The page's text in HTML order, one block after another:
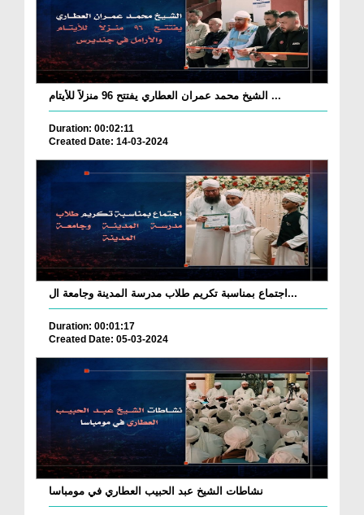
الشيخ محمد عمران العطاري يفتتح 96 منزلاً للأيتام ...
Duration: 00:02:11
Created Date: 14-03-2024
اجتماع بمناسبة تكريم طلاب مدرسة المدينة وجامعة ال...
Duration: 00:01:17
Created Date: 05-03-2024
نشاطات الشيخ عبد الحبيب العطاري في مومباسا